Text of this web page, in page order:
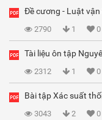
Đề cương - Luật vận
2790 1 0
Tài liệu ôn tập
2312 1 0
Bài tập Xác suất
3043 2 0